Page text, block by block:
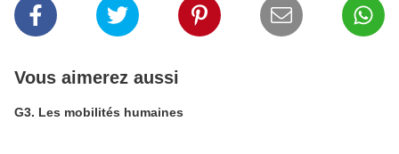
Vous aimerez aussi
G3. Les mobilités humaines